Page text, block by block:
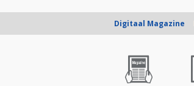
Digitaal Magazine